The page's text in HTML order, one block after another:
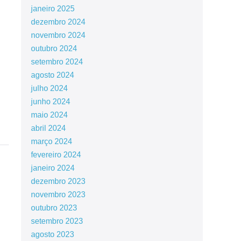
janeiro 2025
dezembro 2024
novembro 2024
outubro 2024
setembro 2024
agosto 2024
julho 2024
junho 2024
maio 2024
abril 2024
março 2024
fevereiro 2024
janeiro 2024
dezembro 2023
novembro 2023
outubro 2023
setembro 2023
agosto 2023